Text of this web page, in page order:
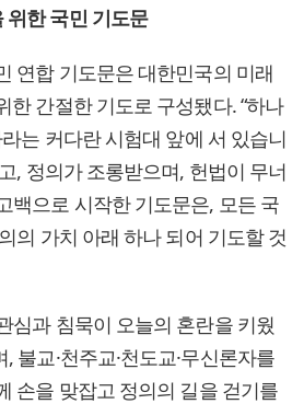
한 국민 기도문
연합 기도문은 대한민국의 미래
한 간절한 기도로 구성됐다. “하나
는 커다란 시험대 앞에 서 있습니
, 정의가 조롱받으며, 헌법이 무너
백으로 시작한 기도문은, 모든 국
의 가치 아래 하나 되어 기도할 것
심과 침묵이 오늘의 혼란을 키웠
불교·천주교·천도교·무신론자를
손을 맞잡고 정의의 길을 걷기를